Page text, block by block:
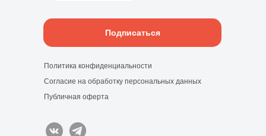
Политика конфиденциальности
Согласие на обработку персональных данных
Публичная оферта
Подписаться